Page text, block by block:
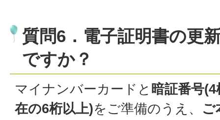
質問6．電子証明書の更
ですか？
マイナンバーカードと 暗証番号
在の6桁以上)をご準備のうえ、 ご